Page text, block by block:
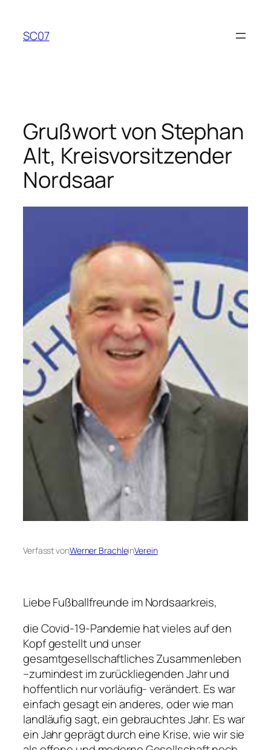
springen
SC07
Grußwort von Stephan
Alt, Kreisvorsitzender
Nordsaar
Verfasst vonWerner BrachleinVerein
Liebe Fußballfreunde im Nordsaarkreis,
die Covid-19-Pandemie hat vieles auf den
Kopf gestellt und unser
gesamtgesellschaftliches Zusammenleben
–zumindest im zurückliegenden Jahr und
hoffentlich nur vorläufig- verändert. Es war
einfach gesagt ein anderes, oder wie man
landläufig sagt, ein gebrauchtes Jahr. Es war
ein Jahr geprägt durch eine Krise, wie wir sie